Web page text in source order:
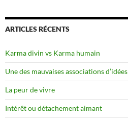
ARTICLES RÉCENTS
Karma divin vs Karma humain
Une des mauvaises associations d’idées
La peur de vivre
Intérêt ou détachement aimant